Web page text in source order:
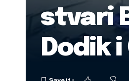
stvari
Dodik